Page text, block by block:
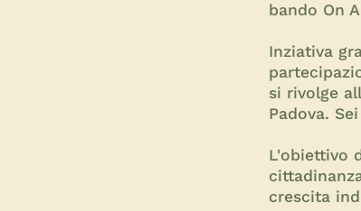
bando On
Inziativa
si rivolge
Padova.
L'obiettivo
crescita